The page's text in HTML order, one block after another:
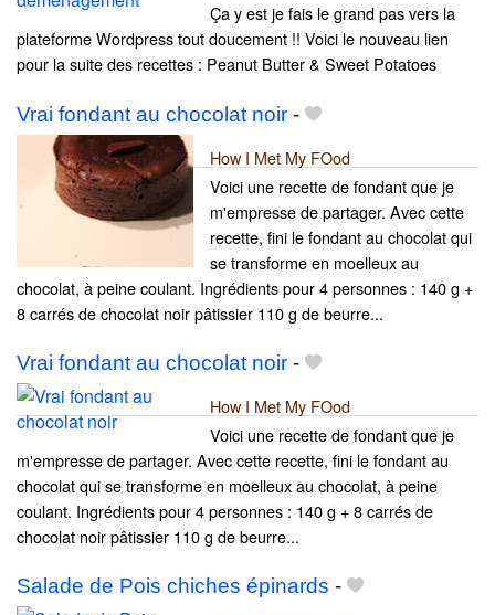
Ça y est je fais le grand pas vers la
plateforme Wordpress tout doucement !! Voici le nouveau lien
pour la suite des recettes : Peanut Butter & Sweet Potatoes
Vrai fondant au chocolat noir -
How I Met My FOod
Voici une recette de fondant que je
m'empresse de partager. Avec cette
recette, fini le fondant au chocolat qui
se transforme en moelleux au
chocolat, à peine coulant. Ingrédients pour 4 personnes : 140 g +
8 carrés de chocolat noir pâtissier 110 g de beurre...
Vrai fondant au chocolat noir -
How I Met My FOod
Voici une recette de fondant que je
m'empresse de partager. Avec cette recette, fini le fondant au
chocolat qui se transforme en moelleux au chocolat, à peine
coulant. Ingrédients pour 4 personnes : 140 g + 8 carrés de
chocolat noir pâtissier 110 g de beurre...
Salade de Pois chiches épinards -